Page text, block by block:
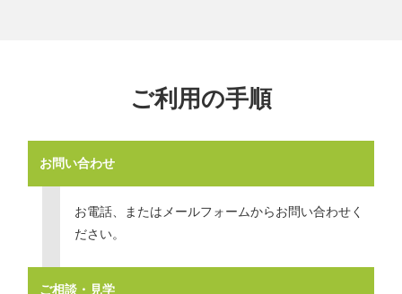
ご利用の手順
お問い合わせ
お電話、またはメールフォームからお問い合わせく
ださい。
ご相談・見学